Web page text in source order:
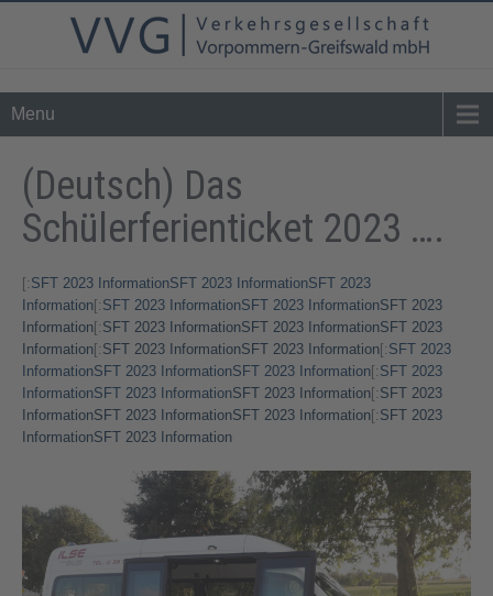
Tel. 0 39 76 - 24 02 - 0info@vvg-bus.de
Menu
(Deutsch) Das
Schülerferienticket 2023 ….
[: SFT 2023 InformationSFT 2023 InformationSFT 2023
Information[: SFT 2023 InformationSFT 2023 InformationSFT 2023
Information[: SFT 2023 InformationSFT 2023 InformationSFT 2023
Information[: SFT 2023 InformationSFT 2023 Information[: SFT 2023
InformationSFT 2023 InformationSFT 2023 Information[: SFT 2023
InformationSFT 2023 InformationSFT 2023 Information[: SFT 2023
InformationSFT 2023 InformationSFT 2023 Information[: SFT 2023
InformationSFT 2023 Information